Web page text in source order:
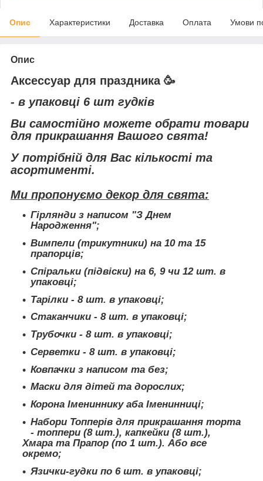
Опис Характеристики Доставка Оплата Умови
Опис
Аксессуар для праздника 🥳
- в упаковці 6 шт гудків
Ви самостійно можете обрати товари
для прикрашання Вашого свята!
У потрібній для Вас кількості та
асортименті.
Ми пропонуємо декор для свята:
Гірлянди з написом "З Днем
Народження";
Вимпели (трикутники) на 10 та 15
прапорців;
Спіральки (підвіски) на 6, 9 чи 12 шт. в
упаковці;
Тарілки - 8 шт. в упаковці;
Стаканчики - 8 шт. в упаковці;
Трубочки - 8 шт. в упаковці;
Серветки - 8 шт. в упаковці;
Ковпачки з написом та без;
Маски для дітей та дорослих;
Корона Імениннику аба Іменинниці;
Набори Топперів для прикрашання торта
- топпери (8 шт.), капкейки (8 шт.),
Хмара та Прапор (по 1 шт.). Або все
окремо;
Язички-гудки по 6 шт. в упаковці;